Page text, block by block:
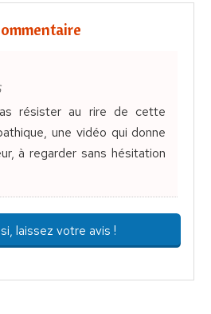
résister au rire de cette
une vidéo qui donne
à regarder sans hésitation
laissez votre avis !